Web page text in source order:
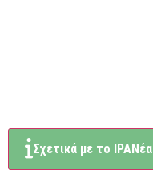
Σχετικά με το ΙΡΑΝέα